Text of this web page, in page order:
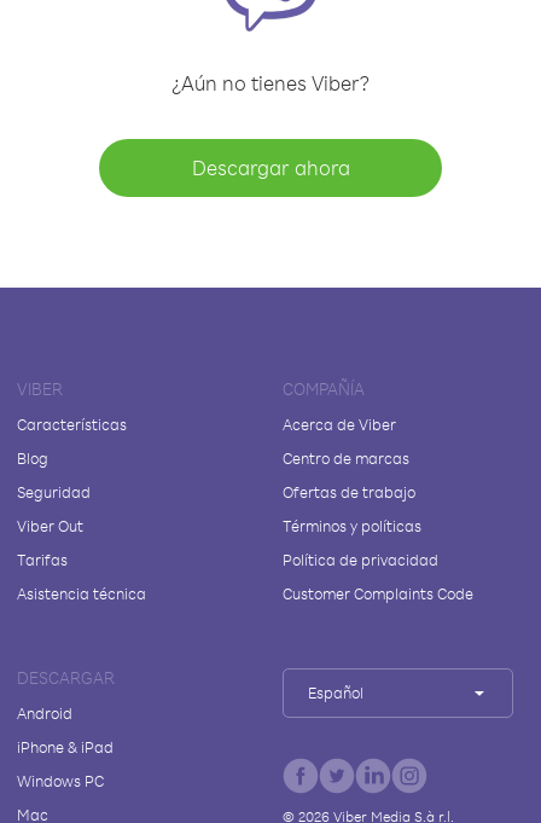
¿Aún no tienes Viber?
Descargar ahora
VIBER
Características
Blog
Seguridad
Viber Out
Tarifas
Asistencia técnica
COMPAÑÍA
Acerca de Viber
Centro de marcas
Ofertas de trabajo
Términos y políticas
Política de privacidad
Customer Complaints Code
DESCARGAR
Android
iPhone & iPad
Windows PC
Mac
Español
© 2026Viber Media S.à r.l.